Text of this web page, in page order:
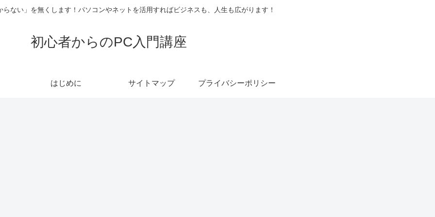
らない」を無くします！パソコンやネットを活用すればビジネスも、人生も広がります！
初心者からのPC入門講座
はじめに サイトマップ プライバシーポリシー